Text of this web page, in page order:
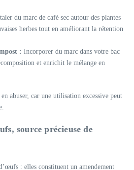
du marc de café sec autour des plantes
herbes tout en améliorant la rétention
: Incorporer du marc dans votre bac
et enrichit le mélange en
abuser, car une utilisation excessive peut
source précieuse de
: elles constituent un amendement